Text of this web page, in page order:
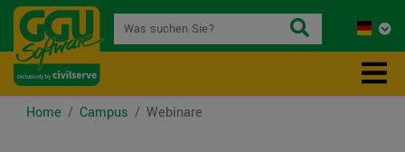
Home Campus Webinare